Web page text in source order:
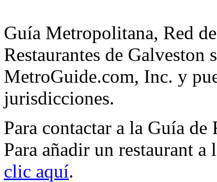
Guía Metropolitana, Red
Restaurantes de Galveston
MetroGuide.com, Inc. y
jurisdicciones.
Para contactar a la Guía de
Para añadir un restaurant
clic aquí.